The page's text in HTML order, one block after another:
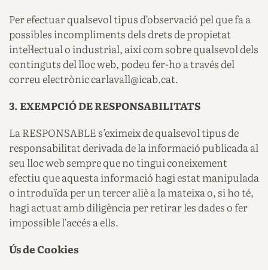
Per efectuar qualsevol tipus d’observació pel que fa a
possibles incompliments dels drets de propietat
intel·lectual o industrial, així com sobre qualsevol dels
continguts del lloc web, podeu fer-ho a través del
correu electrònic carlavall@icab.cat.
3. EXEMPCIÓ DE RESPONSABILITATS
La RESPONSABLE s’eximeix de qualsevol tipus de
responsabilitat derivada de la informació publicada al
seu lloc web sempre que no tingui coneixement
efectiu que aquesta informació hagi estat manipulada
o introduïda per un tercer aliè a la mateixa o, si ho té,
hagi actuat amb diligència per retirar les dades o fer
impossible l’accés a ells.
Ús de Cookies